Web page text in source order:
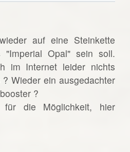
auf eine Steinkette
"Imperial Opal" sein soll.
im Internet leider nichts
Wieder ein ausgedachter
?
die Möglichkeit, hier